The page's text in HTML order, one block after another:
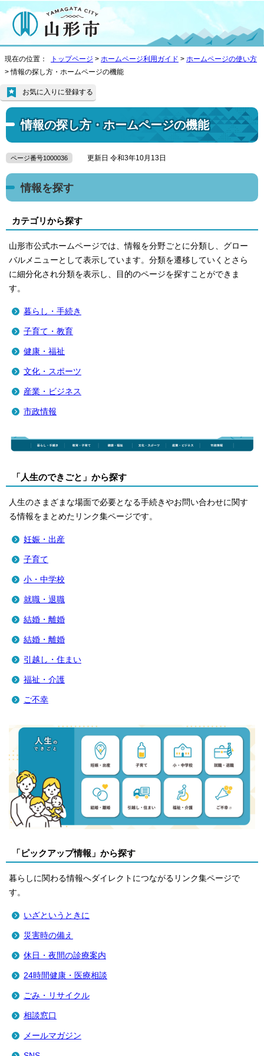
現在の位置： トップページ > ホームページ利用ガイド > ホームページの使い方
> 情報の探し方・ホームページの機能
情報の探し方・ホームページの機能
お気に入りに登録する
ページ番号1000036 更新日 令和3年10月13日
情報を探す
カテゴリから探す
山形市公式ホームページでは、情報を分野ごとに分類し、グロー
バルメニューとして表示しています。分類を遷移していくとさら
に細分化され分類を表示し、目的のページを探すことができま
す。
暮らし・手続き
子育て・教育
健康・福祉
文化・スポーツ
産業・ビジネス
市政情報
「人生のできごと」から探す
人生のさまざまな場面で必要となる手続きやお問い合わせに関す
る情報をまとめたリンク集ページです。
妊娠・出産
子育て
小・中学校
就職・退職
結婚・離婚
結婚・離婚
引越し・住まい
福祉・介護
ご不幸
「ピックアップ情報」から探す
暮らしに関わる情報へダイレクトにつながるリンク集ページで
す。
いざというときに
災害時の備え
休日・夜間の診療案内
24時間健康・医療相談
ごみ・リサイクル
相談窓口
メールマガジン